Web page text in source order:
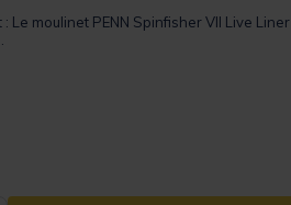
Le moulinet PENN Spinfisher VII Live Liner